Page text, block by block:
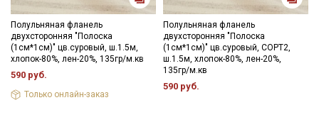
Полульняная фланель
двухсторонняя "Полоска
(1см*1см)" цв.суровый, ш.1.5м,
хлопок-80%, лен-20%, 135гр/м.кв
590 руб.
Только онлайн-заказ
Полульняная фланель
двухсторонняя "Полоска
(1см*1см)" цв.суровый, СОРТ2,
ш.1.5м, хлопок-80%, лен-20%,
135гр/м.кв
590 руб.